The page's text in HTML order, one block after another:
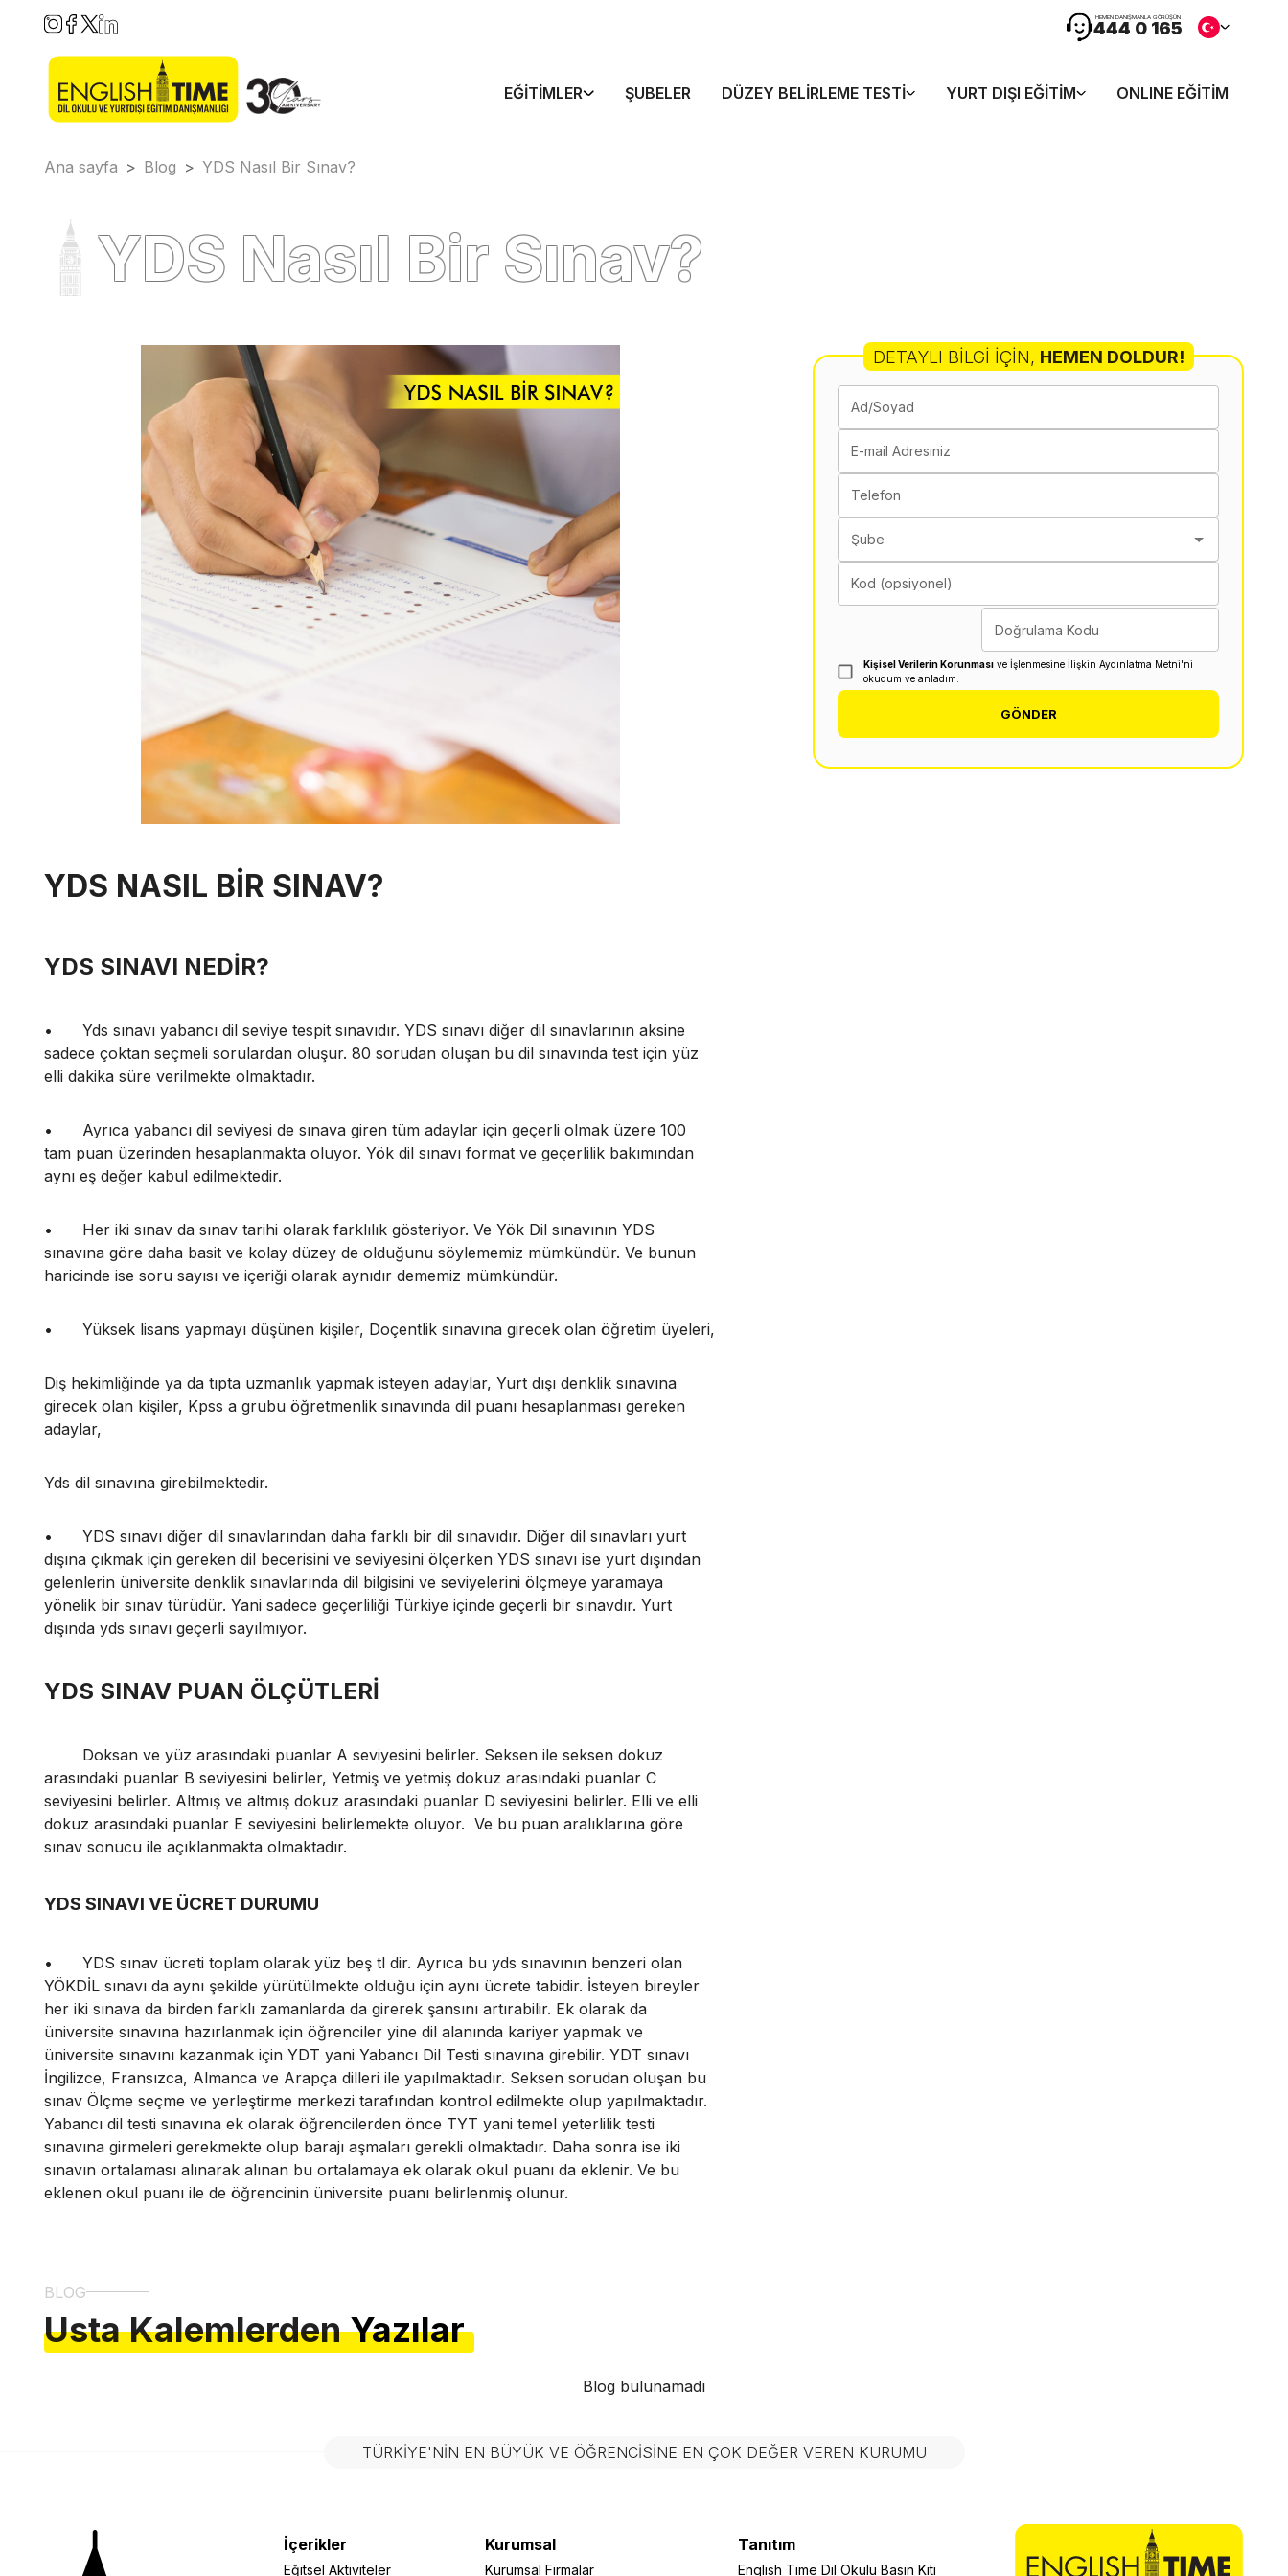
HEMEN DANIŞMANLA GÖRÜŞÜN
444 0 165
EĞITIMLER ŞUBELER DÜZEY BELIRLEME TESTI YURT DIŞI EĞITIM ONLINE EĞITIM
Ana sayfa > Blog > YDS Nasıl Bir Sınav?
YDS Nasıl Bir Sınav?
YDS NASIL BİR SINAV?
YDS SINAVI NEDİR?
•
Yds sınavı yabancı dil seviye tespit sınavıdır. YDS sınavı diğer dil sınavlarının aksine
sadece çoktan seçmeli sorulardan oluşur. 80 sorudan oluşan bu dil sınavında test için yüz
elli dakika süre verilmekte olmaktadır.
•
Ayrıca yabancı dil seviyesi de sınava giren tüm adaylar için geçerli olmak üzere 100
tam puan üzerinden hesaplanmakta oluyor. Yök dil sınavı format ve geçerlilik bakımından
aynı eş değer kabul edilmektedir.
•
Her iki sınav da sınav tarihi olarak farklılık gösteriyor. Ve Yök Dil sınavının YDS
sınavına göre daha basit ve kolay düzey de olduğunu söylememiz mümkündür. Ve bunun
haricinde ise soru sayısı ve içeriği olarak aynıdır dememiz mümkündür.
• Yüksek lisans yapmayı düşünen kişiler, Doçentlik sınavına girecek olan öğretim üyeleri,
Diş hekimliğinde ya da tıpta uzmanlık yapmak isteyen adaylar, Yurt dışı denklik sınavına
girecek olan kişiler, Kpss a grubu öğretmenlik sınavında dil puanı hesaplanması gereken
adaylar,
Yds dil sınavına girebilmektedir.
•
YDS sınavı diğer dil sınavlarından daha farklı bir dil sınavıdır. Diğer dil sınavları yurt
dışına çıkmak için gereken dil becerisini ve seviyesini ölçerken YDS sınavı ise yurt dışından
gelenlerin üniversite denklik sınavlarında dil bilgisini ve seviyelerini ölçmeye yaramaya
yönelik bir sınav türüdür. Yani sadece geçerliliği Türkiye içinde geçerli bir sınavdır. Yurt
dışında yds sınavı geçerli sayılmıyor.
YDS SINAV PUAN ÖLÇÜTLERİ
Doksan ve yüz arasındaki puanlar A seviyesini belirler. Seksen ile seksen dokuz
arasındaki puanlar B seviyesini belirler, Yetmiş ve yetmiş dokuz arasındaki puanlar C
seviyesini belirler. Altmış ve altmış dokuz arasındaki puanlar D seviyesini belirler. Elli ve elli
dokuz arasındaki puanlar E seviyesini belirlemekte oluyor. Ve bu puan aralıklarına göre
sınav sonucu ile açıklanmakta olmaktadır.
YDS SINAVI VE ÜCRET DURUMU
•
YDS sınav ücreti toplam olarak yüz beş tl dir. Ayrıca bu yds sınavının benzeri olan
YÖKDİL sınavı da aynı şekilde yürütülmekte olduğu için aynı ücrete tabidir. İsteyen bireyler
her iki sınava da birden farklı zamanlarda da girerek şansını artırabilir. Ek olarak da
üniversite sınavına hazırlanmak için öğrenciler yine dil alanında kariyer yapmak ve
üniversite sınavını kazanmak için YDT yani Yabancı Dil Testi sınavına girebilir. YDT sınavı
İngilizce, Fransızca, Almanca ve Arapça dilleri ile yapılmaktadır. Seksen sorudan oluşan bu
sınav Ölçme seçme ve yerleştirme merkezi tarafından kontrol edilmekte olup yapılmaktadır.
Yabancı dil testi sınavına ek olarak öğrencilerden önce TYT yani temel yeterlilik testi
sınavına girmeleri gerekmekte olup barajı aşmaları gerekli olmaktadır. Daha sonra ise iki
sınavın ortalaması alınarak alınan bu ortalamaya ek olarak okul puanı da eklenir. Ve bu
eklenen okul puanı ile de öğrencinin üniversite puanı belirlenmiş olunur.
DETAYLI BILGI İÇIN, HEMEN DOLDUR!
Ad/Soyad
E-mail Adresiniz
Telefon
Şube
Kod (opsiyonel)
Doğrulama Kodu
Kişisel Verilerin Korunması ve İşlenmesine İlişkin Aydınlatma Metni'ni
okudum ve anladım.
GÖNDER
BLOG
Usta Kalemlerden Yazılar
Blog bulunamadı
TÜRKIYE'NIN EN BÜYÜK VE ÖĞRENCISINE EN ÇOK DEĞER VEREN KURUMU
İçerikler
Eğitsel Aktiviteler
Kurumsal
Kurumsal Firmalar
Tanıtım
English Time Dil Okulu Basın Kiti